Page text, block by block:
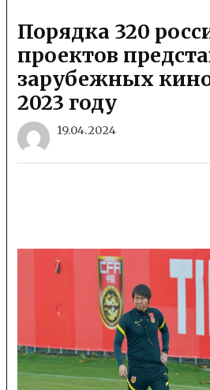
Порядка 320
проектов
зарубежных
2023 году
19.04.2024